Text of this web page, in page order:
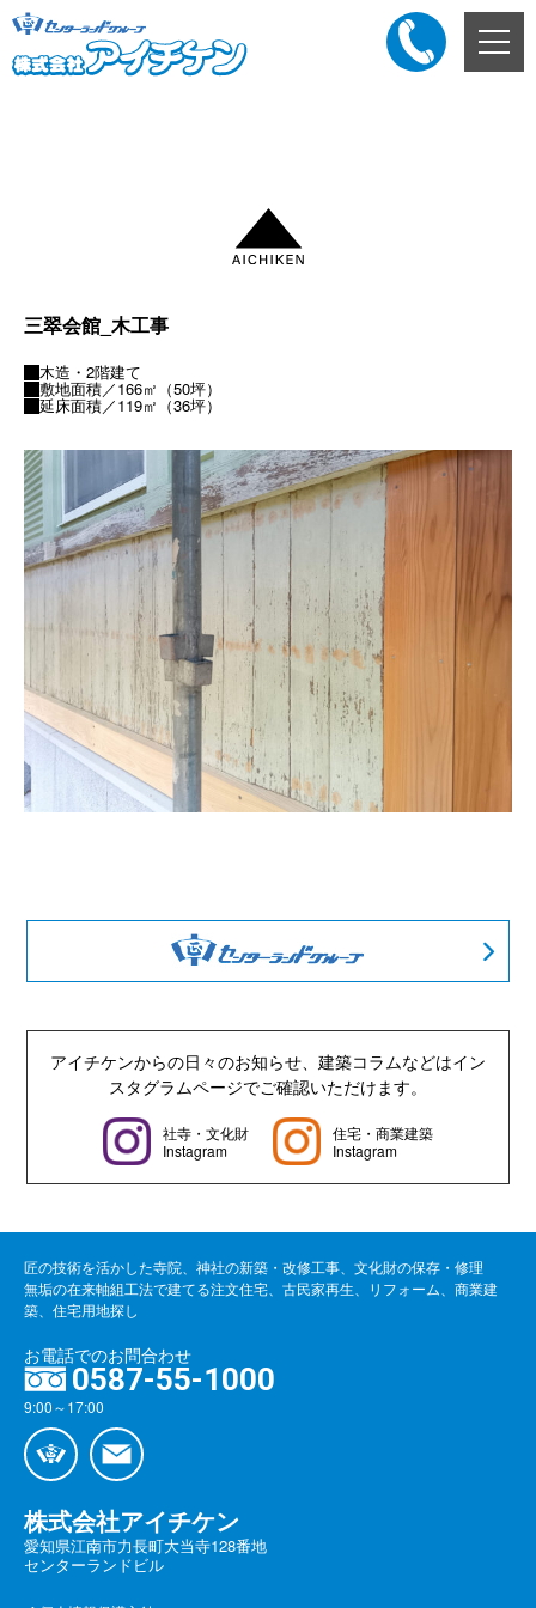
メ
ニ
三翠会館_木工事
木造・2階建て
敷地面積／166㎡（50坪）
延床面積／119㎡（36坪）
アイチケンからの日々のお知らせ、建築コラムなどはイン
スタグラムページでご確認いただけます。
社寺・文化財
Instagram
住宅・商業建築
Instagram
匠の技術を活かした寺院、神社の新築・改修工事、文化財の保存・修理
無垢の在来軸組工法で建てる注文住宅、古民家再生、リフォーム、商業建
築、住宅用地探し
株式会社アイチケン
愛知県江南市力長町大当寺128番地
センターランドビル
お電話でのお問合わせ
0587-55-1000
9:00～17:00